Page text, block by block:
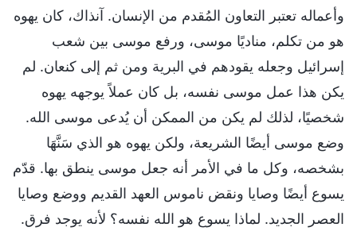
وأعماله تعتبر التعاون المُقدم من الإنسان. آنذاك، كان يهوه
هو من تكلم، مناديًا موسى، ورفع موسى بين شعب
إسرائيل وجعله يقودهم في البرية ومن ثم إلى كنعان. لم
يكن هذا عمل موسى نفسه، بل كان عملاً يوجهه يهوه
شخصيًا، لذلك لم يكن من الممكن أن يُدعى موسى الله.
وضع موسى أيضًا الشريعة، ولكن يهوه هو الذي سَنَّهَا
بشخصه، وكل ما في الأمر أنه جعل موسى ينطق بها. قدّم
يسوع أيضًا وصايا ونقض ناموس العهد القديم ووضع وصايا
العصر الجديد. لماذا يسوع هو الله نفسه؟ لأنه يوجد فرق.